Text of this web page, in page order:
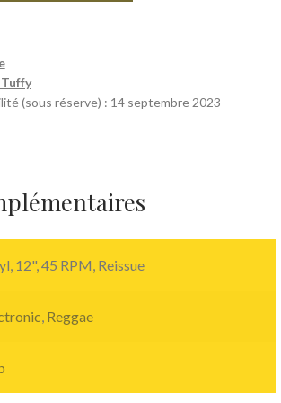
(sous réserve) : 14 septembre 2023
12", 45 RPM, Reissue
, Reggae